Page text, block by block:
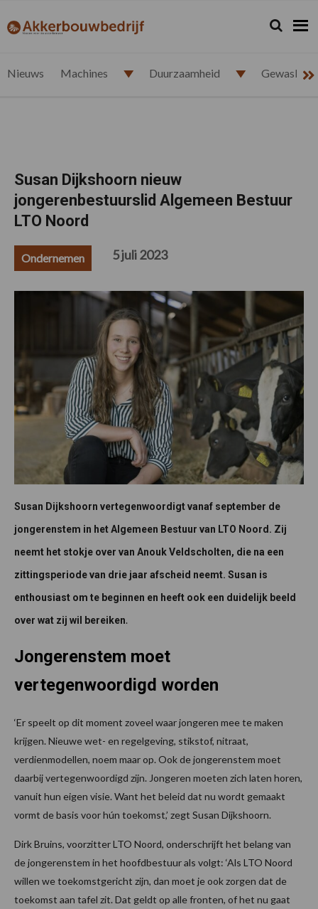
de
de
de
de
akkerbouwbedrijf.nl Zoeken...
Zoek
Nieuws Machines Duurzaamheid
Susan Dijkshoorn nieuw
jongerenbestuurslid Algemeen Bestuur
LTO Noord
Ondernemen 5 juli 2023
Susan Dijkshoorn vertegenwoordigt vanaf september de
jongerenstem in het Algemeen Bestuur van LTO Noord. Zij
neemt het stokje over van Anouk Veldscholten, die na een
zittingsperiode van drie jaar afscheid neemt. Susan is
enthousiast om te beginnen en heeft ook een duidelijk beeld
over wat zij wil bereiken.
Jongerenstem moet
vertegenwoordigd worden
‘Er speelt op dit moment zoveel waar jongeren mee te maken
krijgen. Nieuwe wet- en regelgeving, stikstof, nitraat,
verdienmodellen, noem maar op. Ook de jongerenstem moet
daarbij vertegenwoordigd zijn. Jongeren moeten zich laten horen,
vanuit hun eigen visie. Want het beleid dat nu wordt gemaakt
vormt de basis voor hún toekomst,’ zegt Susan Dijkshoorn.
Dirk Bruins, voorzitter LTO Noord, onderschrijft het belang van
de jongerenstem in het hoofdbestuur als volgt: ‘Als LTO Noord
willen we toekomstgericht zijn, dan moet je ook zorgen dat de
toekomst aan tafel zit. Dat geldt op alle fronten, of het nu gaat